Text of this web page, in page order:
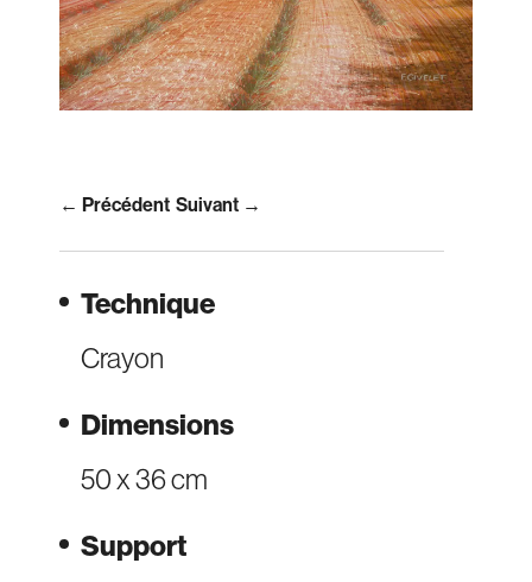
Technique
Crayon
Dimensions
50 x 36 cm
Support
← Précédent Suivant →